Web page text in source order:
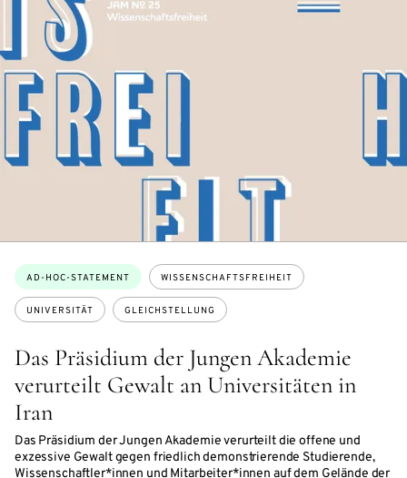
Das Präsidium der Jungen Akademie
verurteilt Gewalt an Universitäten in
Iran
Das Präsidium der Jungen Akademie verurteilt die offene und
exzessive Gewalt gegen friedlich demonstrierende Studierende,
Wissenschaftler*innen und Mitarbeiter*innen auf dem Gelände der
Themen:
AD-HOC-STATEMENT WISSENSCHAFTSFREIHEIT
UNIVERSITÄT GLEICHSTELLUNG